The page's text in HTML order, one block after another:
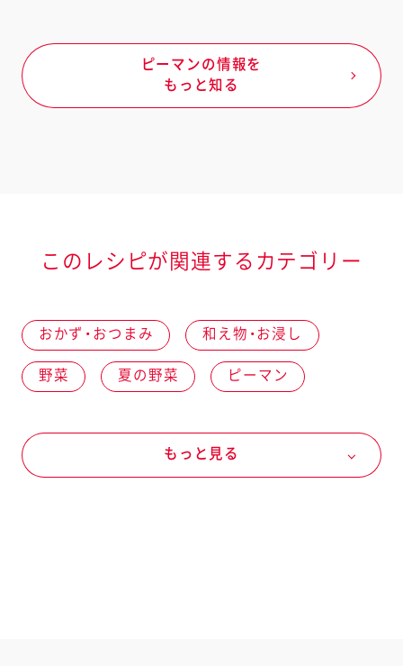
ピーマンの情報を
もっと知る
このレシピが関連するカテゴリー
おかず・おつまみ 和え物・お浸し
野菜 夏の野菜 ピーマン
キユーピー３分クッキング 和えの素
もっと見る